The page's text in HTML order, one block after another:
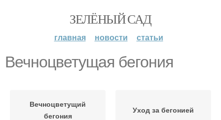
ЗЕЛЁНЫЙ САД
главная новости статьи
Вечноцветущая бегония
Вечноцветущий
бегония
Уход за бегонией